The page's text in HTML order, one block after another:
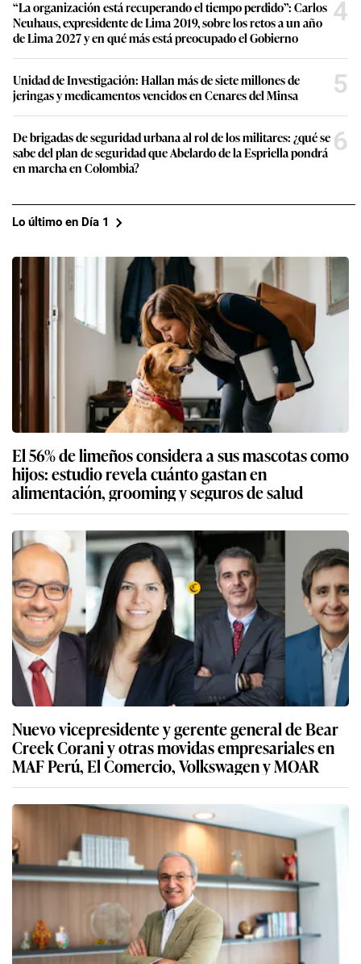
“La organización está recuperando el tiempo perdido”: Carlos
Neuhaus, expresidente de Lima 2019, sobre los retos a un año
de Lima 2027 y en qué más está preocupado el Gobierno
4
Unidad de Investigación: Hallan más de siete millones de
jeringas y medicamentos vencidos en Cenares del Minsa
5
De brigadas de seguridad urbana al rol de los militares: ¿qué se
sabe del plan de seguridad que Abelardo de la Espriella pondrá
en marcha en Colombia?
6
Lo último en Día 1
El 56% de limeños considera a sus mascotas como
hijos: estudio revela cuánto gastan en
alimentación, grooming y seguros de salud
Nuevo vicepresidente y gerente general de Bear
Creek Corani y otras movidas empresariales en
MAF Perú, El Comercio, Volkswagen y MOAR